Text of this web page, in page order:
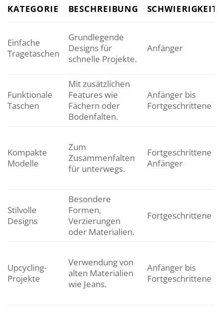
KATEGORIE BESCHREIBUNG
Einfache
Tragetaschen
Grundlegende
Designs für
schnelle Projekte.
Anfänger
Funktionale
Taschen
Mit zusätzlichen
Features wie
Fächern oder
Bodenfalten.
Anfänger bis
Fortgeschrittene
Kompakte
Modelle
Zum
Zusammenfalten
für unterwegs.
Fortgeschrittene
Anfänger
Stilvolle
Designs
Besondere
Formen,
Verzierungen
oder Materialien.
Fortgeschrittene
Upcycling-
Projekte
Verwendung von
alten Materialien
wie Jeans.
Anfänger bis
Fortgeschrittene